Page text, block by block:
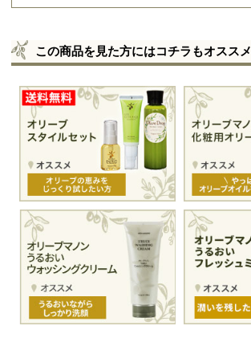
この商品を見た方にはコチラもオススメ